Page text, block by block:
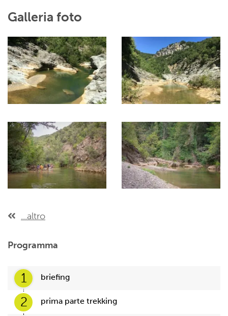
Galleria foto
...altro
Programma
1 briefing
2 prima parte trekking